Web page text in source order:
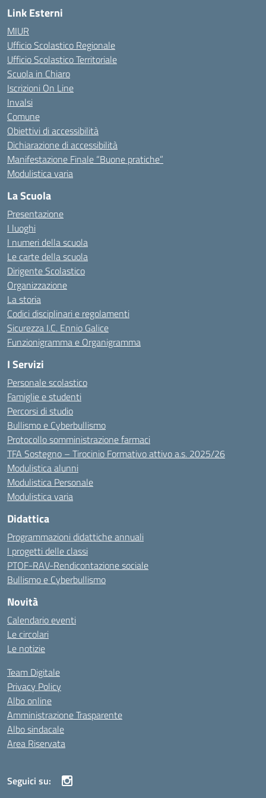
Link Esterni
MIUR
Ufficio Scolastico Regionale
Ufficio Scolastico Territoriale
Scuola in Chiaro
Iscrizioni On Line
Invalsi
Comune
Obiettivi di accessibilità
Dichiarazione di accessibilità
Manifestazione Finale “Buone pratiche”
Modulistica varia
La Scuola
Presentazione
I luoghi
I numeri della scuola
Le carte della scuola
Dirigente Scolastico
Organizzazione
La storia
Codici disciplinari e regolamenti
Sicurezza I.C. Ennio Galice
Funzionigramma e Organigramma
I Servizi
Personale scolastico
Famiglie e studenti
Percorsi di studio
Bullismo e Cyberbullismo
Protocollo somministrazione farmaci
TFA Sostegno – Tirocinio Formativo attivo a.s. 2025/26
Modulistica alunni
Modulistica Personale
Modulistica varia
Didattica
Programmazioni didattiche annuali
I progetti delle classi
PTOF-RAV-Rendicontazione sociale
Bullismo e Cyberbullismo
Novità
Calendario eventi
Le circolari
Le notizie
Team Digitale
Privacy Policy
Albo online
Amministrazione Trasparente
Albo sindacale
Area Riservata
Seguici su: